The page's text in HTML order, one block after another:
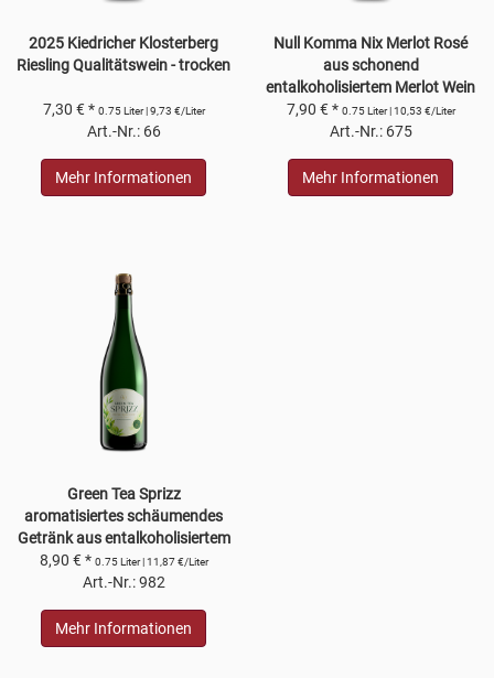
2025 Kiedricher Klosterberg
Riesling Qualitätswein - trocken
7,30 € * 0.75 Liter | 9,73 €/Liter
Art.-Nr.: 66
Mehr Informationen
Null Komma Nix Merlot Rosé
aus schonend
entalkoholisiertem Merlot Wein
unter 0,5% Alkoholgehalt
7,90 € * 0.75 Liter | 10,53 €/Liter
Art.-Nr.: 675
Mehr Informationen
Green Tea Sprizz
aromatisiertes schäumendes
Getränk aus entalkoholisiertem
Wein
8,90 € * 0.75 Liter | 11,87 €/Liter
Art.-Nr.: 982
Mehr Informationen